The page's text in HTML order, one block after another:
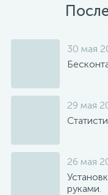
30 мая
29 мая
26 мая
руками.